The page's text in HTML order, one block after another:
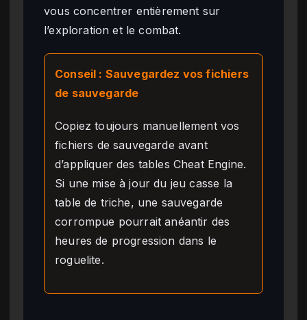
vous concentrer entièrement sur
l’exploration et le combat.
Conseil : Sauvegardez vos fichiers
de sauvegarde
Copiez toujours manuellement vos
fichiers de sauvegarde avant
d’appliquer des tables Cheat Engine.
Si une mise à jour du jeu casse la
table de triche, une sauvegarde
corrompue pourrait anéantir des
heures de progression dans le
roguelite.